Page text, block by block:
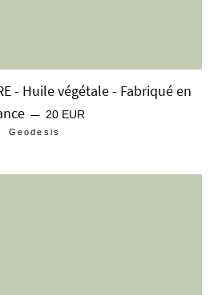
- Huile végétale - Fabriqué en
— Prix régulier
20 EUR
Geodesis